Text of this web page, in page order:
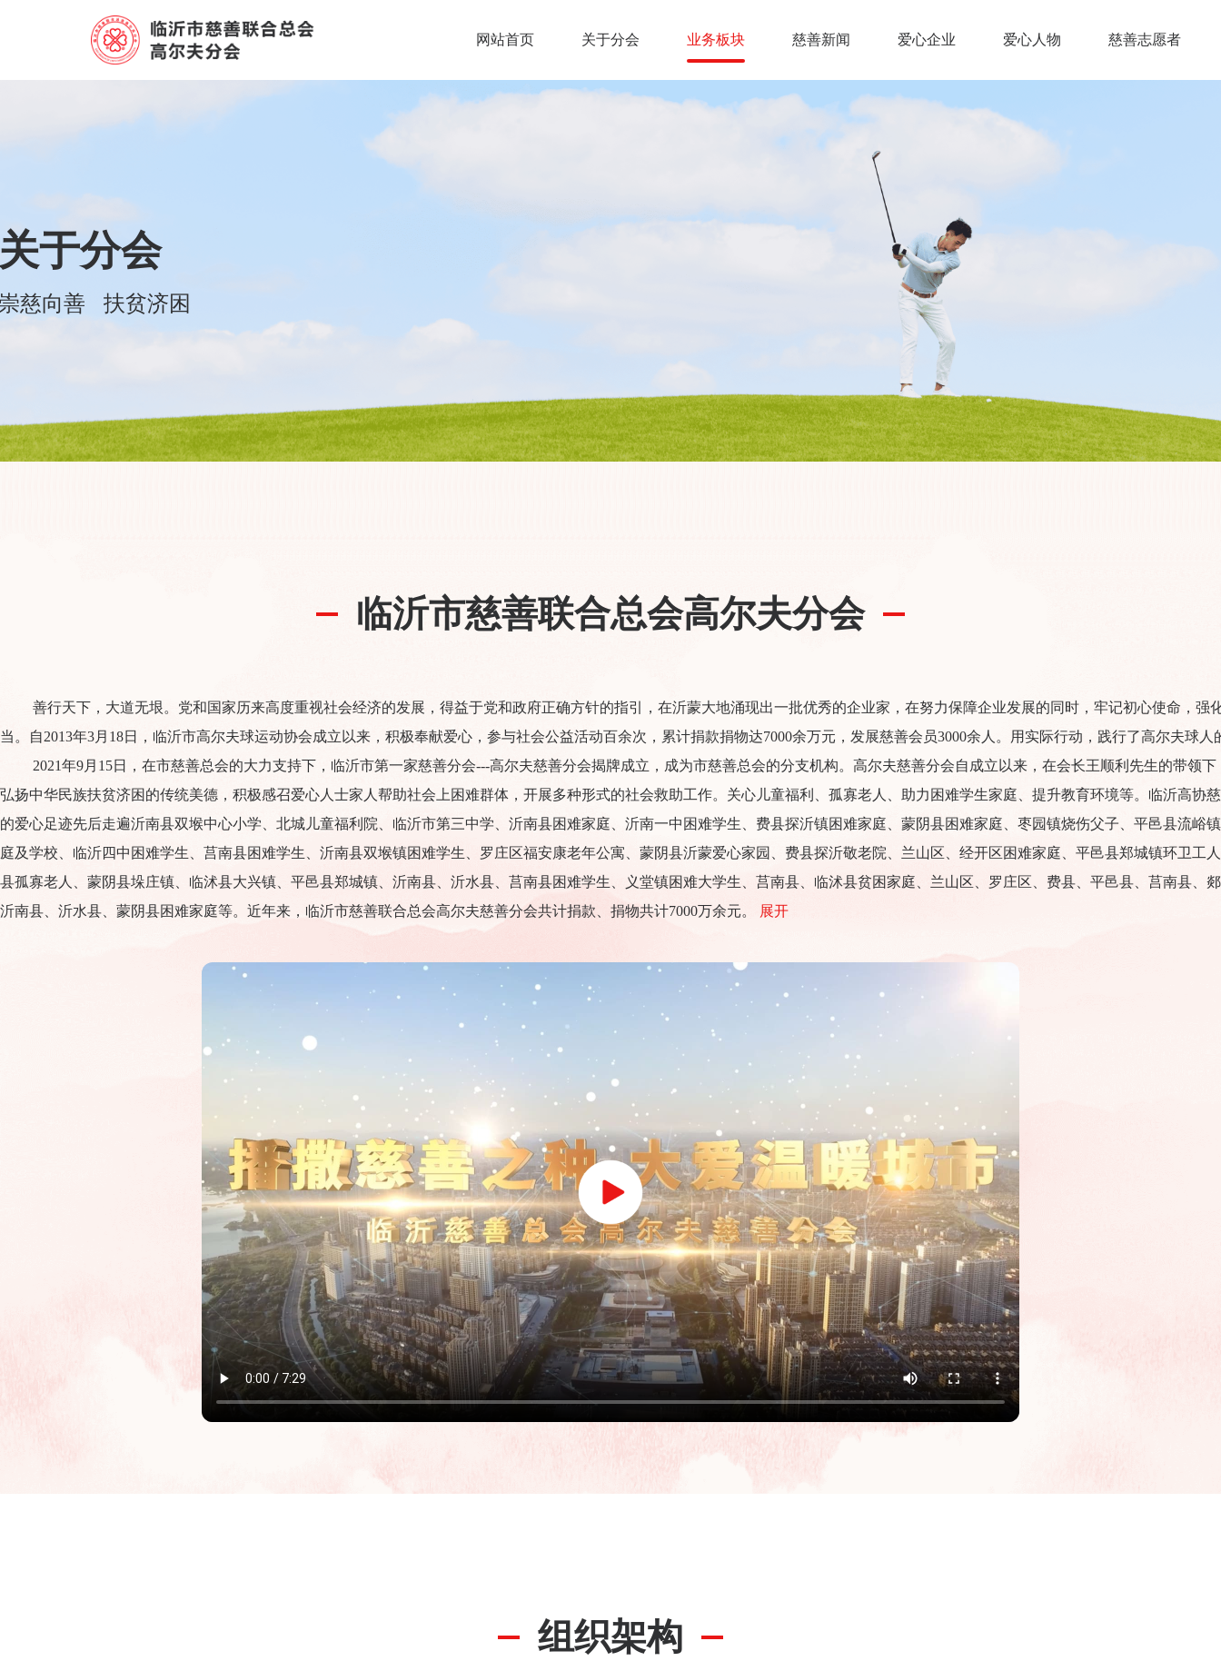
网站首页 关于分会 业务板块 慈善新闻 爱心企业 爱心人物 慈善志愿者
于分会
慈向善 扶贫济困
临沂市慈善联合总会高尔夫分会
善行天下，大道无垠。党和国家历来高度重视社会经济的发展，得益于党和政府正确方针的指引，在沂蒙大地涌现出一批优秀的企业家，在努力保障企业发展的同时，牢记初心使命，强
当。自2013年3月18日，临沂市高尔夫球运动协会成立以来，积极奉献爱心，参与社会公益活动百余次，累计捐款捐物达7000余万元，发展慈善会员3000余人。用实际行动，践行了高尔夫球人
2021年9月15日，在市慈善总会的大力支持下，临沂市第一家慈善分会---高尔夫慈善分会揭牌成立，成为市慈善总会的分支机构。高尔夫慈善分会自成立以来，在会长王顺利先生的带领下
弘扬中华民族扶贫济困的传统美德，积极感召爱心人士家人帮助社会上困难群体，开展多种形式的社会救助工作。关心儿童福利、孤寡老人、助力困难学生家庭、提升教育环境等。临沂高协
的爱心足迹先后走遍沂南县双堠中心小学、北城儿童福利院、临沂市第三中学、沂南县困难家庭、沂南一中困难学生、费县探沂镇困难家庭、蒙阴县困难家庭、枣园镇烧伤父子、平邑县流峪
庭及学校、临沂四中困难学生、莒南县困难学生、沂南县双堠镇困难学生、罗庄区福安康老年公寓、蒙阴县沂蒙爱心家园、费县探沂敬老院、兰山区、经开区困难家庭、平邑县郑城镇环卫工
县孤寡老人、蒙阴县垛庄镇、临沭县大兴镇、平邑县郑城镇、沂南县、沂水县、莒南县困难学生、义堂镇困难大学生、莒南县、临沭县贫困家庭、兰山区、罗庄区、费县、平邑县、莒南县、
沂南县、沂水县、蒙阴县困难家庭等。近年来，临沂市慈善联合总会高尔夫慈善分会共计捐款、捐物共计7000万余元。
展开
组织架构